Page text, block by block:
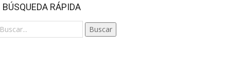
BÚSQUEDA RÁPIDA
Buscar